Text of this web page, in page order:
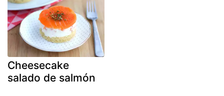
Cheesecake
salado de salmón